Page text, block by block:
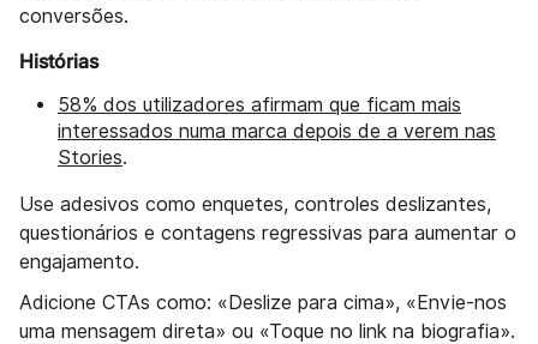
conversões.
Histórias
58% dos utilizadores afirmam que ficam mais
interessados numa marca depois de a verem nas
Stories.
Use adesivos como enquetes, controles deslizantes,
questionários e contagens regressivas para aumentar o
engajamento.
Adicione CTAs como: «Deslize para cima», «Envie-nos
uma mensagem direta» ou «Toque no link na biografia».